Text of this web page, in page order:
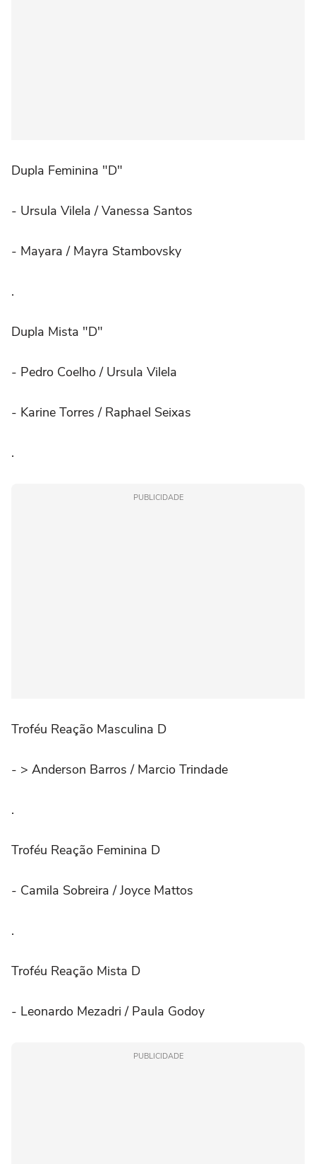
Dupla Feminina "D"
- Ursula Vilela / Vanessa Santos
- Mayara / Mayra Stambovsky
.⠀
Dupla Mista "D"
- Pedro Coelho / Ursula Vilela
- Karine Torres / Raphael Seixas
.
PUBLICIDADE
Troféu Reação Masculina D
- > Anderson Barros / Marcio Trindade
.
Troféu Reação Feminina D
- Camila Sobreira / Joyce Mattos
.
Troféu Reação Mista D
- Leonardo Mezadri / Paula Godoy
PUBLICIDADE